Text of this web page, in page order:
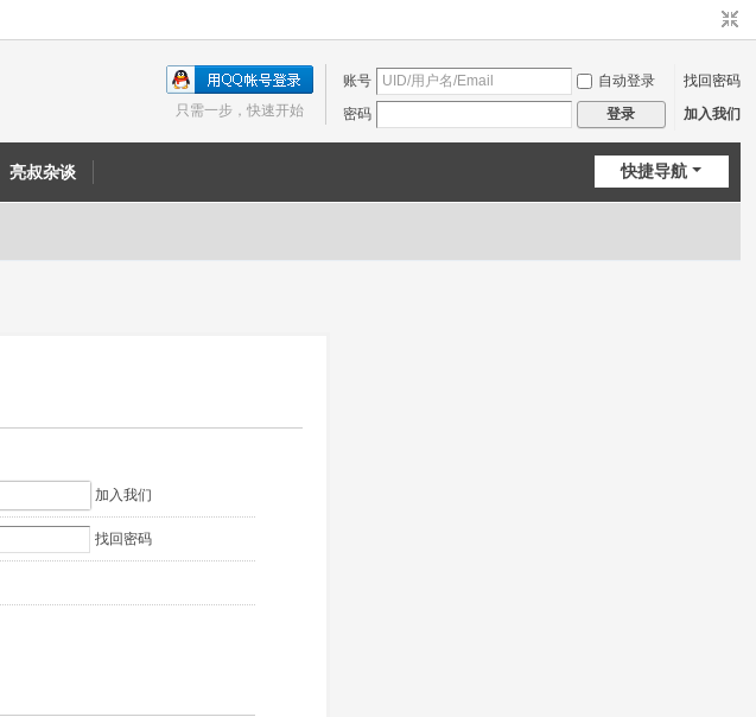
账号 自动登录
找回密码
密码
登录 加入我们
只需一步，快速开始
快捷导航
亮叔杂谈
加入我们
找回密码